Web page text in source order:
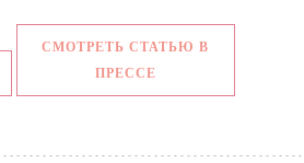
В НОВОМ ОКНЕ))
СМОТРЕТЬ СТАТЬЮ В
ПРЕССЕ((ОТКРЫВАЕТСЯ В